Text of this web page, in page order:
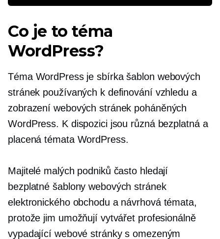
Co je to téma
WordPress?
Téma WordPress je sbírka šablon webových
stránek používaných k definování vzhledu a
zobrazení webových stránek poháněných
WordPress. K dispozici jsou různá bezplatná a
placená témata WordPress.
Majitelé malých podniků často hledají
bezplatné šablony webových stránek
elektronického obchodu a návrhová témata,
protože jim umožňují vytvářet profesionálně
vypadající webové stránky s omezeným